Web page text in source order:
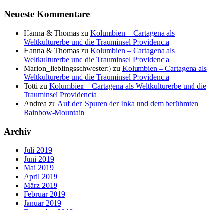
Neueste Kommentare
Hanna & Thomas zu Kolumbien – Cartagena als
Weltkulturerbe und die Trauminsel Providencia
Hanna & Thomas zu Kolumbien – Cartagena als
Weltkulturerbe und die Trauminsel Providencia
Marion_lieblingsschwester:) zu Kolumbien – Cartagena als
Weltkulturerbe und die Trauminsel Providencia
Totti zu Kolumbien – Cartagena als Weltkulturerbe und die
Trauminsel Providencia
Andrea zu Auf den Spuren der Inka und dem berühmten
Rainbow-Mountain
Archiv
Juli 2019
Juni 2019
Mai 2019
April 2019
März 2019
Februar 2019
Januar 2019